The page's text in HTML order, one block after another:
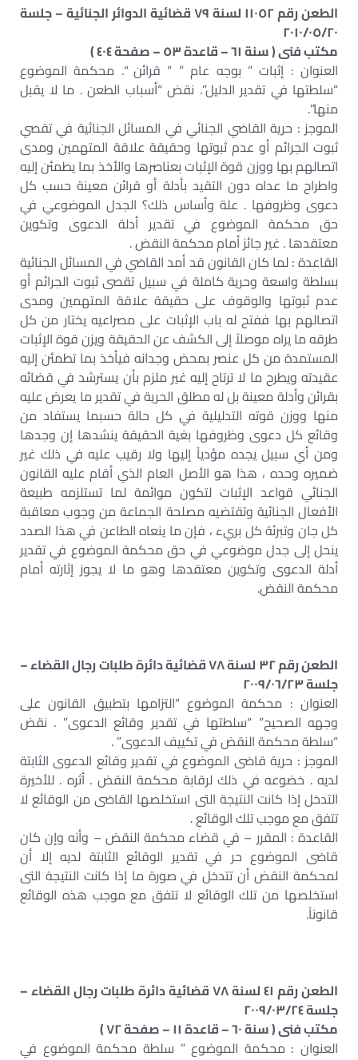
الطعن رقم ١١٠٥٢ لسنة ٧٩ قضائية الدوائر الجنائية – جلسة
٢٠١٠/٠٥/٢٠
مكتب فنى ( سنة ٦١ – قاعدة ٥٣ – صفحة ٤٠٤ )
العنوان : إثبات ” بوجه عام ” ” قرائن “. محكمة الموضوع
“سلطتها في تقدير الدليل”. نقض “أسباب الطعن . ما لا يقبل
منها”.
الموجز : حرية القاضي الجنائي في المسائل الجنائية في تقصي
ثبوت الجرائم أو عدم ثبوتها وحقيقة علاقة المتهمين ومدى
اتصالهم بها ووزن قوة الإثبات بعناصرها والأخذ بما يطمئن إليه
واطراح ما عداه دون التقيد بأدلة أو قرائن معينة حسب كل
دعوى وظروفها . علة وأساس ذلك؟ الجدل الموضوعي في
حق محكمة الموضوع في تقدير أدلة الدعوى وتكوين
معتقدها . غير جائز أمام محكمة النقض .
القاعدة : لما كان القانون قد أمد القاضي في المسائل الجنائية
بسلطة واسعة وحرية كاملة في سبيل تقصى ثبوت الجرائم أو
عدم ثبوتها والوقوف على حقيقة علاقة المتهمين ومدى
اتصالهم بها ففتح له باب الإثبات على مصراعيه يختار من كل
طرقه ما يراه موصلاً إلى الكشف عن الحقيقة ويزن قوة الإثبات
المستمدة من كل عنصر بمحض وجدانه فيأخذ بما تطمئن إليه
عقيدته ويطرح ما لا ترتاح إليه غير ملزم بأن يسترشد في قضائه
بقرائن وأدلة معينة بل له مطلق الحرية في تقدير ما يعرض عليه
منها ووزن قوته التدليلية في كل حالة حسبما يستفاد من
وقائع كل دعوى وظروفها بغية الحقيقة ينشدها إن وجدها
ومن أي سبيل يجده مؤدياً إليها ولا رقيب عليه في ذلك غير
ضميره وحده ، هذا هو الأصل العام الذي أقام عليه القانون
الجنائي قواعد الإثبات لتكون موائمة لما تستلزمه طبيعة
الأفعال الجنائية وتقتضيه مصلحة الجماعة من وجوب معاقبة
كل جان وتبرئة كل بريء ، فإن ما ينعاه الطاعن في هذا الصدد
ينحل إلى جدل موضوعي في حق محكمة الموضوع في تقدير
أدلة الدعوى وتكوين معتقدها وهو ما لا يجوز إثارته أمام
محكمة النقض.
الطعن رقم ٣٢ لسنة ٧٨ قضائية دائرة طلبات رجال القضاء –
جلسة ٢٠٠٩/٠٦/٢٣
العنوان : محكمة الموضوع “التزامها بتطبيق القانون على
وجهه الصحيح” “سلطتها في تقدير وقائع الدعوى” . نقض
“سلطة محكمة النقض في تكييف الدعوى” .
الموجز : حرية قاضى الموضوع في تقدير وقائع الدعوى الثابتة
لديه . خضوعه في ذلك لرقابة محكمة النقض . أثره . للأخيرة
التدخل إذا كانت النتيجة التى استخلصها القاضى من الوقائع لا
تتفق مع موجب تلك الوقائع .
القاعدة : المقرر – في قضاء محكمة النقض – وأنه وإن كان
قاضى الموضوع حر في تقدير الوقائع الثابتة لديه إلا أن
لمحكمة النقض أن تتدخل في صورة ما إذا كانت النتيجة التى
استخلصها من تلك الوقائع لا تتفق مع موجب هذه الوقائع
قانوناً.
الطعن رقم ٤١ لسنة ٧٨ قضائية دائرة طلبات رجال القضاء –
جلسة ٢٠٠٩/٠٣/٢٤
مكتب فنى ( سنة ٦٠ – قاعدة ١١ – صفحة ٧٢ )
العنوان : محكمة الموضوع ” سلطة محكمة الموضوع في